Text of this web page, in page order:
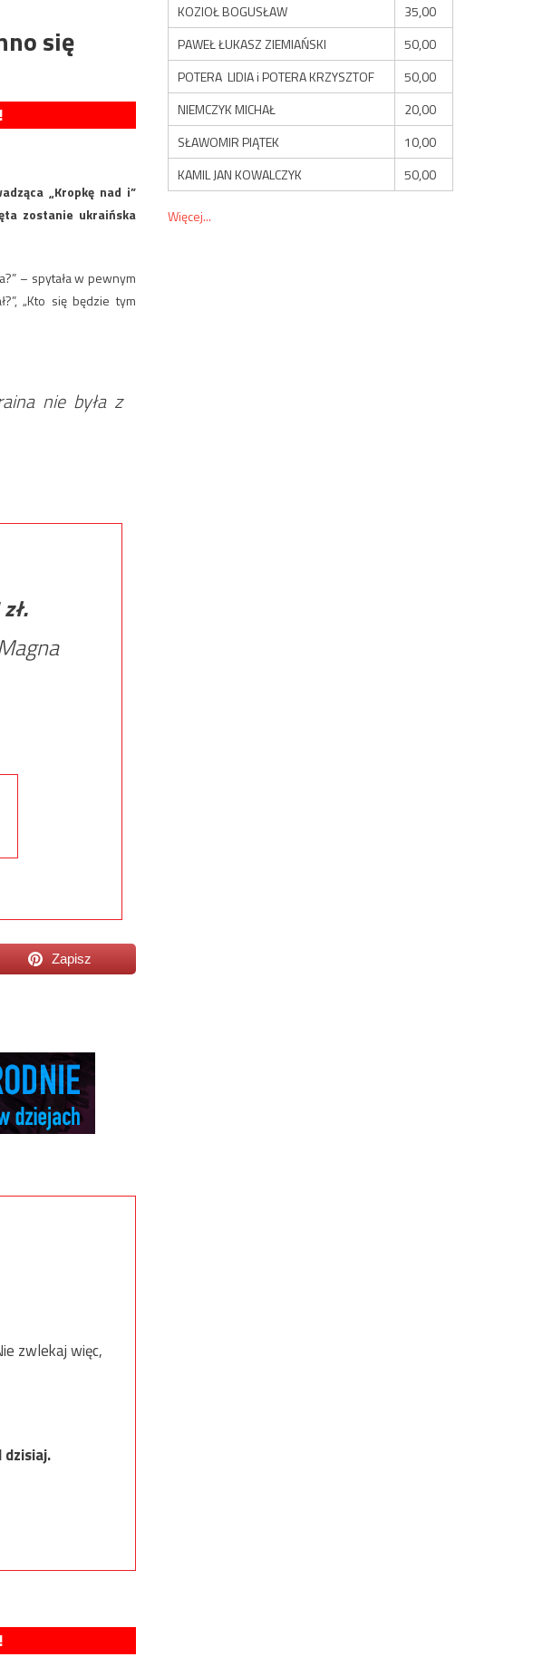
się
„Kropkę nad i”
zostanie ukraińska
– spytała w pewnym
„Kto się będzie tym
nie była z
zł.
Zapisz
zwlekaj więc,
KOZIOŁ BOGUSŁAW
35,00
PAWEŁ ŁUKASZ ZIEMIAŃSKI
50,00
POTERA LIDIA i POTERA KRZYSZTOF
50,00
NIEMCZYK MICHAŁ
20,00
SŁAWOMIR PIĄTEK
10,00
KAMIL JAN KOWALCZYK
50,00
Więcej...